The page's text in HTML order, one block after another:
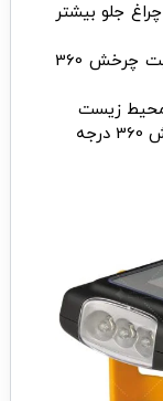
پر بودن باتری ، نوردهی 4 چراغ جلو بیشتر
دارای قلاب برای آویزان کردن با قابلیت چرخش 360
محیط زیست